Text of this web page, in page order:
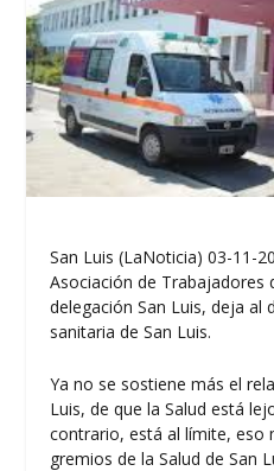
San Luis (LaNoticia) 03-11-
Asociación de Trabajadores
delegación San Luis, deja al
sanitaria de San Luis.
Ya no se sostiene más el
Luis, de que la Salud está
contrario, está al límite, eso
gremios de la Salud de San